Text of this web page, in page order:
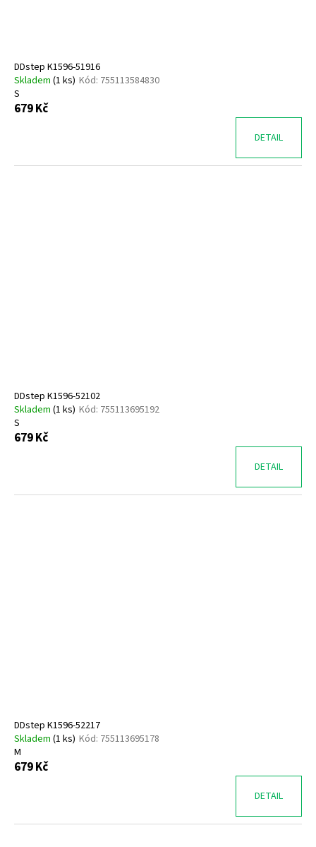
DDstep K1596-51916
Skladem (1 ks) Kód: 755113584830
S
679 Kč
DETAIL
DDstep K1596-52102
Skladem (1 ks) Kód: 755113695192
S
679 Kč
DETAIL
DDstep K1596-52217
Skladem (1 ks) Kód: 755113695178
M
679 Kč
DETAIL